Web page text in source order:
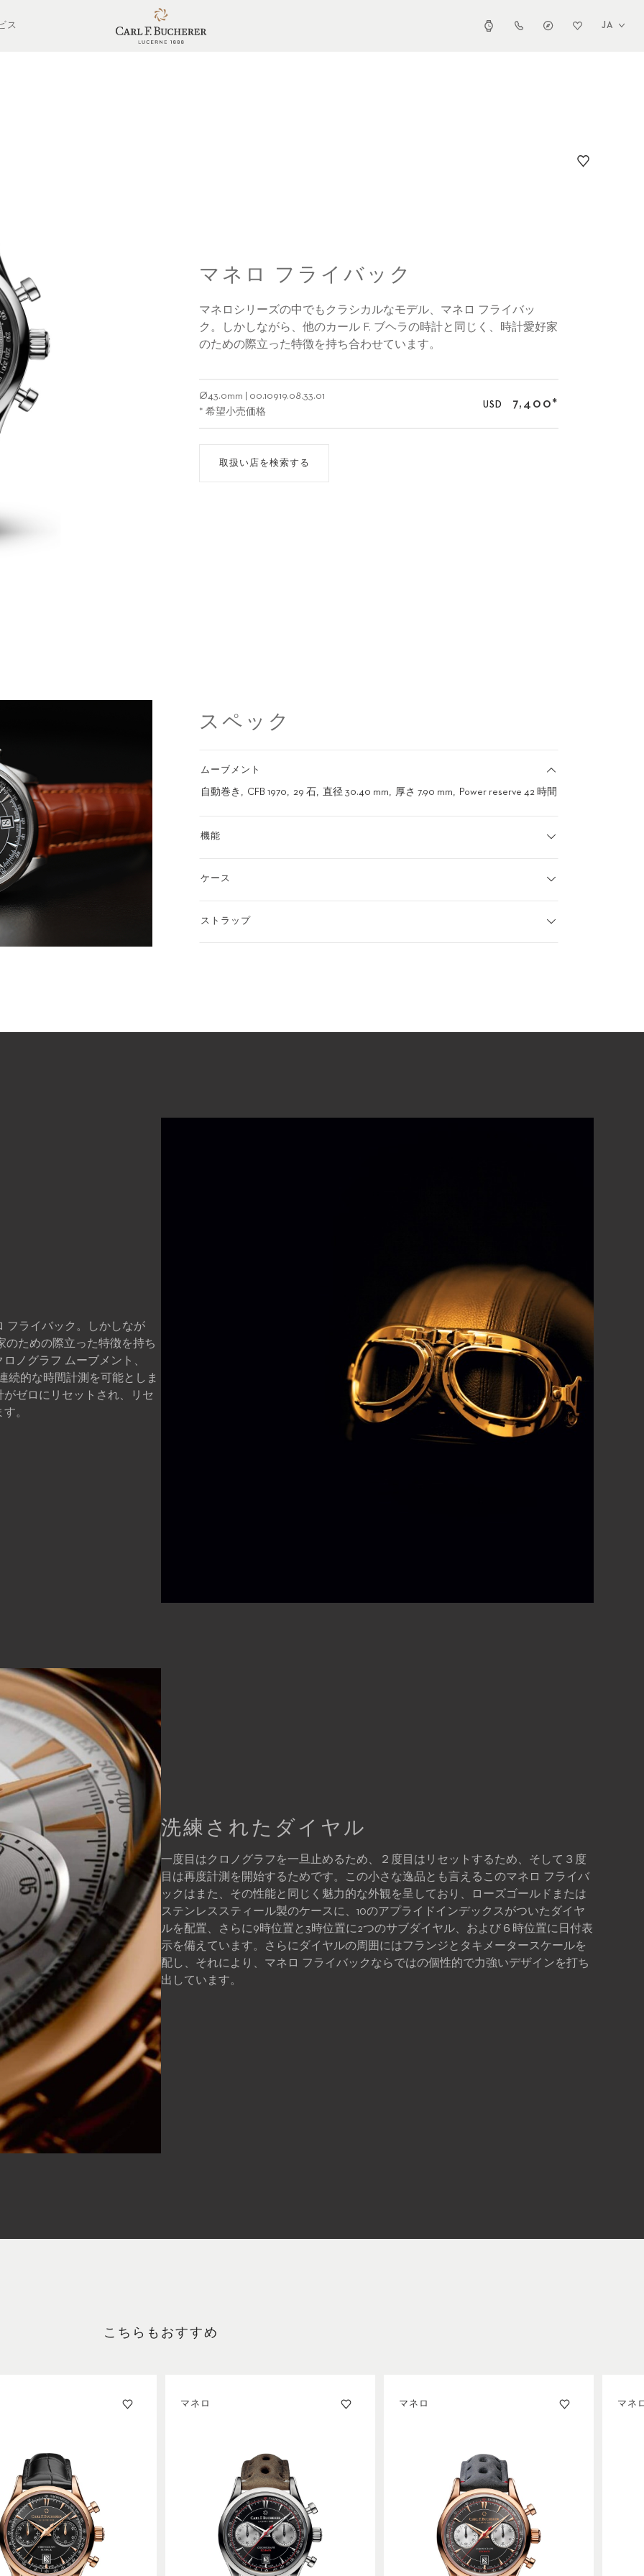
ス JA
マネロ フライバック
マネロシリーズの中でもクラシカルなモデル、マネロ フライバッ
ク。しかしながら、他のカール F. ブヘラの時計と同じく、時計愛好家
のための際立った特徴を持ち合わせています。
Ø43.0mm
00.10919.08.33.01
* 希望小売価格
USD 7,400*
取扱い店を検索する
スペック
ムーブメント
自動巻き CFB 1970 29 石 直径 30.40 mm 厚さ 7.90 mm Power reserve 42 時間
機能
ケース
ストラップ
フライバック。しかしなが
のための際立った特徴を持ち
ノグラフ ムーブメント、
続的な時間計測を可能としま
ゼロにリセットされ、リセ
。
洗練されたダイヤル
一度目はクロノグラフを一旦止めるため、２度目はリセットするため、そして３度
目は再度計測を開始するためです。この小さな逸品とも言えるこのマネロ フライバ
ックはまた、その性能と同じく魅力的な外観を呈しており、ローズゴールドまたは
ステンレススティール製のケースに、10のアプライドインデックスがついたダイヤ
ルを配置、さらに9時位置と3時位置に2つのサブダイヤル、および６時位置に日付表
示を備えています。さらにダイヤルの周囲にはフランジとタキメータースケールを
配し、それにより、マネロ フライバックならではの個性的で力強いデザインを打ち
出しています。
こちらもおすすめ
マネロ マネロ マネ